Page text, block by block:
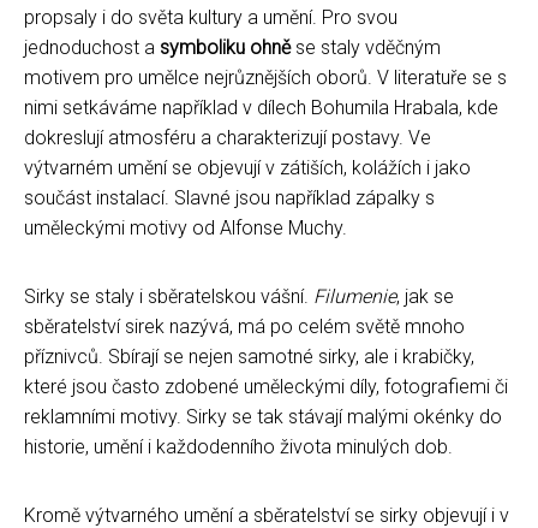
propsaly i do světa kultury a umění. Pro svou
jednoduchost a symboliku ohněse staly vděčným
motivem pro umělce nejrůznějších oborů. V literatuře se s
nimi setkáváme například v dílech Bohumila Hrabala, kde
dokreslují atmosféru a charakterizují postavy. Ve
výtvarném umění se objevují v zátiších, kolážích i jako
součást instalací. Slavné jsou například zápalky s
uměleckými motivy od Alfonse Muchy.
Sirky se staly i sběratelskou vášní. Filumenie, jak se
sběratelství sirek nazývá, má po celém světě mnoho
příznivců. Sbírají se nejen samotné sirky, ale i krabičky,
které jsou často zdobené uměleckými díly, fotografiemi či
reklamními motivy. Sirky se tak stávají malými okénky do
historie, umění i každodenního života minulých dob.
Kromě výtvarného umění a sběratelství se sirky objevují i v